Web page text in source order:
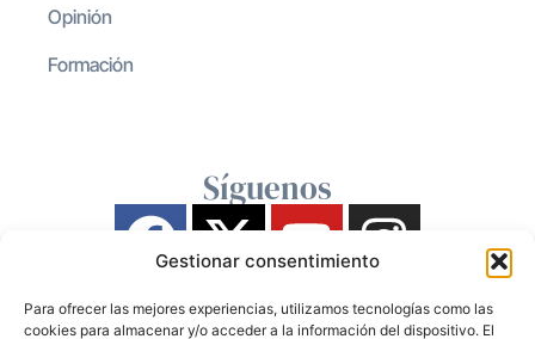
Gestionar consentimiento
Para ofrecer las mejores experiencias, utilizamos tecnologías como las
cookies para almacenar y/o acceder a la información del dispositivo. El
Opinión
Formación
Síguenos